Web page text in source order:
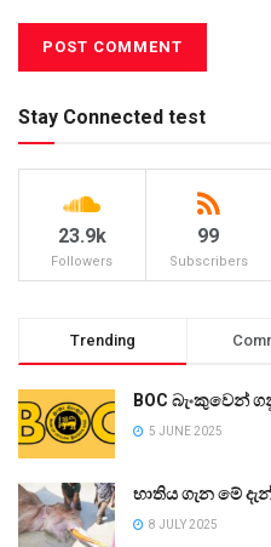
Stay Connected test
23.9k
Followers
99
Subscribers
Trending
BOC
5 JUNE 2025
භාතිය ගැන මේ
8 JULY 2025